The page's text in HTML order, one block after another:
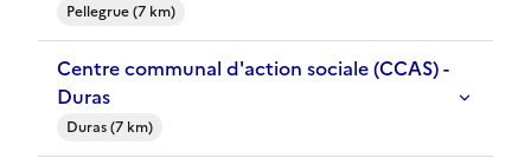
Pellegrue (7 km)
Centre communal d'action sociale (CCAS) -
Duras
Duras (7 km)